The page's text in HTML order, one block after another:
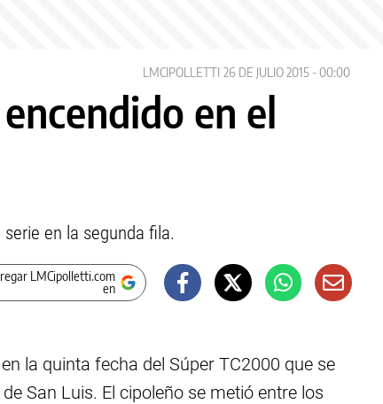
LMCIPOLLETTI 26 DE JULIO 2015 - 00:00
en el
en la segunda fila.
LMCipolletti.com
en
la quinta fecha del Súper TC2000 que se
San Luis. El cipoleño se metió entre los